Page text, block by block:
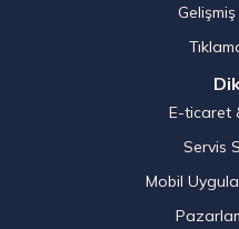
E-ticaret
Servis
Mobil